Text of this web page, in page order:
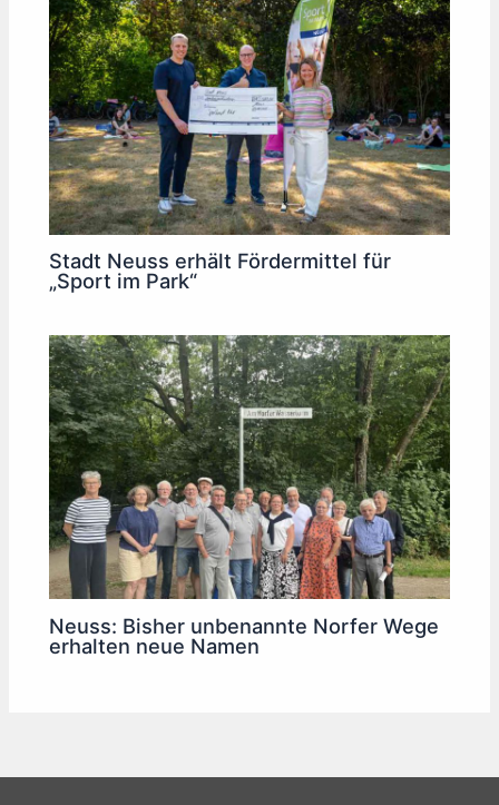
Stadt Neuss erhält Fördermittel für
„Sport im Park“
Neuss: Bisher unbenannte Norfer Wege
erhalten neue Namen